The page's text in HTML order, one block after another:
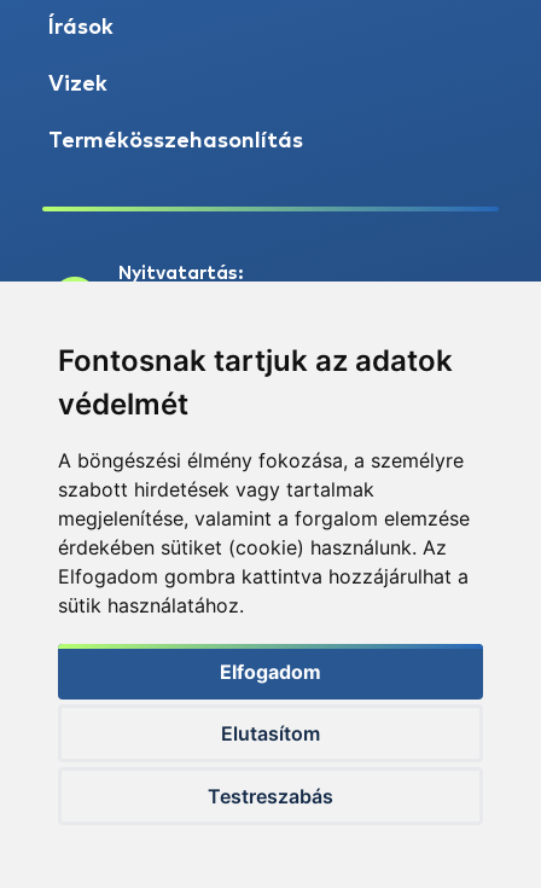
Fontosnak tartjuk az adatok
védelmét
A böngészési élmény fokozása, a személyre
szabott hirdetések vagy tartalmak
megjelenítése, valamint a forgalom elemzése
érdekében sütiket (cookie) használunk. Az
Elfogadom gombra kattintva hozzájárulhat a
sütik használatához.
Elfogadom
Elutasítom
Testreszabás
Írások
Vizek
Termékösszehasonlítás
Nyitvatartás:
Telefon:
+36 20 945 7758
E-mail:
pult@haldorado.hu
Cím:
6400 Kiskunhalas, Széchenyi út 49.